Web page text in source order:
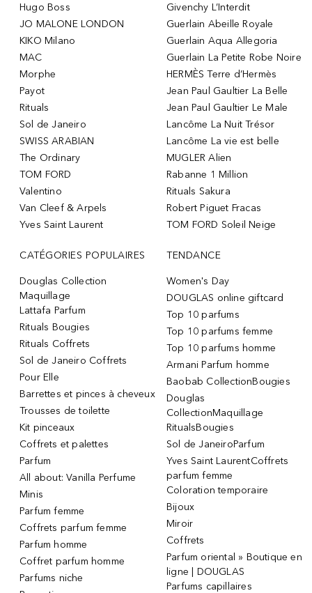
Hugo Boss
JO MALONE LONDON
KIKO Milano
MAC
Morphe
Payot
Rituals
Sol de Janeiro
SWISS ARABIAN
The Ordinary
TOM FORD
Valentino
Van Cleef & Arpels
Yves Saint Laurent
Givenchy L’Interdit
Guerlain Abeille Royale
Guerlain Aqua Allegoria
Guerlain La Petite Robe Noire
HERMÈS Terre d’Hermès
Jean Paul Gaultier La Belle
Jean Paul Gaultier Le Male
Lancôme La Nuit Trésor
Lancôme La vie est belle
MUGLER Alien
Rabanne 1 Million
Rituals Sakura
Robert Piguet Fracas
TOM FORD Soleil Neige
CATÉGORIES POPULAIRES
Douglas Collection
Maquillage
Lattafa Parfum
Rituals Bougies
Rituals Coffrets
Sol de Janeiro Coffrets
Pour Elle
Barrettes et pinces à cheveux
Trousses de toilette
Kit pinceaux
Coffrets et palettes
Parfum
All about: Vanilla Perfume
Minis
Parfum femme
Coffrets parfum femme
Parfum homme
Coffret parfum homme
Parfums niche
TENDANCE
Women's Day
DOUGLAS online giftcard
Top 10 parfums
Top 10 parfums femme
Top 10 parfums homme
Armani Parfum homme
Baobab CollectionBougies
Douglas
CollectionMaquillage
RitualsBougies
Sol de JaneiroParfum
Yves Saint LaurentCoffrets
parfum femme
Coloration temporaire
Bijoux
Miroir
Coffrets
Parfum oriental » Boutique en
ligne | DOUGLAS
Parfums capillaires